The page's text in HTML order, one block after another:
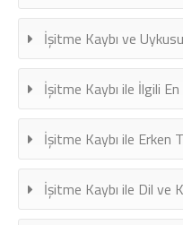
İşitme Kaybı ve
İşitme Kaybı ile İlgili En
İşitme Kaybı ile Erken
İşitme Kaybı ile Dil ve